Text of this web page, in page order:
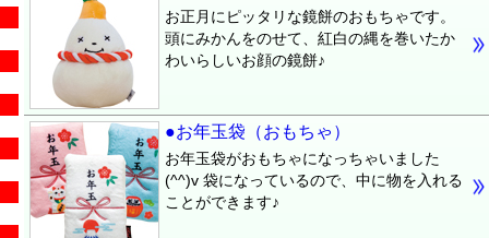
お正月にピッタリな鏡餅のおもちゃです。
頭にみかんをのせて、紅白の縄を巻いたか
わいらしいお顔の鏡餅♪
●お年玉袋（おもちゃ）
お年玉袋がおもちゃになっちゃいました
(^^)v 袋になっているので、中に物を入れる
ことができます♪